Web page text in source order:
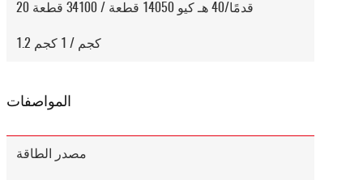
20 قدمًا/40 هـ كيو 14050 قطعة / 34100 قطعة
1.2 كجم / 1 كجم
المواصفات
مصدر الطاقة